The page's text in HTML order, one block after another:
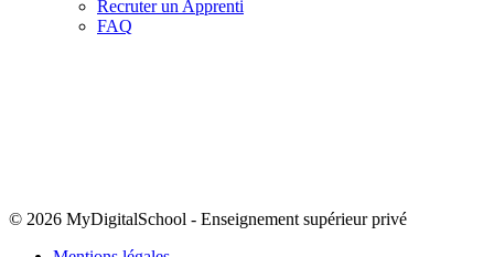
Recruter un Apprenti
FAQ
© 2026 MyDigitalSchool - Enseignement supérieur privé